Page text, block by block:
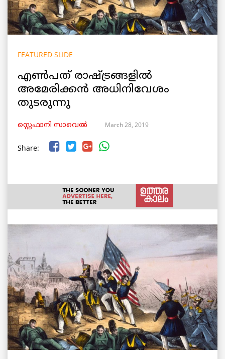
FEATURED SLIDE
എൺപത് രാഷ്ട്രങ്ങളിൽ
അമേരിക്കൻ അധിനിവേശം
തുടരുന്നു
സ്റ്റെഫാനി സാവെൽ March 28, 2019
Share: